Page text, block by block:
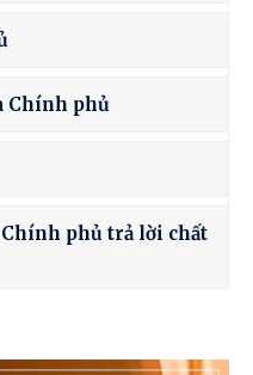
Chính phủ
phủ trả lời chất